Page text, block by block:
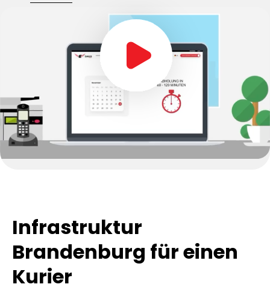
Infrastruktur
Brandenburg für einen
Kurier